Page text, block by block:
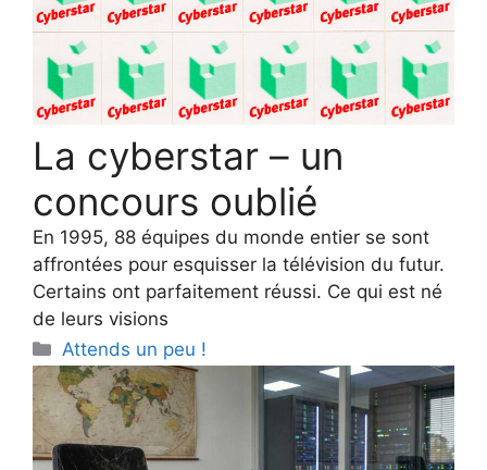
La cyberstar – un
concours oublié
En 1995, 88 équipes du monde entier se sont
affrontées pour esquisser la télévision du futur.
Certains ont parfaitement réussi. Ce qui est né
de leurs visions
Categories
Attends un peu !